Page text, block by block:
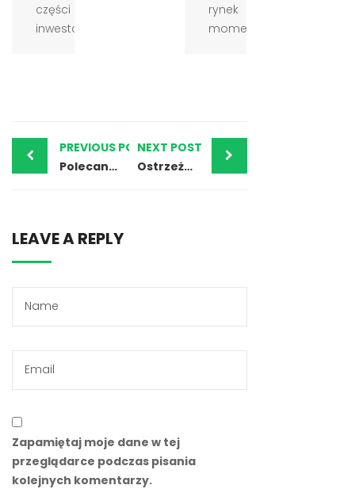
części
inwestor...
rynek
momentam...
PREVIOUS POST
Polecany broker Forex – BDSwiss i nasza opinia
NEXT POST
Ostrzeżenia — MarketCFD i nasza opinia
LEAVE A REPLY
Zapamiętaj moje dane w tej
przeglądarce podczas pisania
kolejnych komentarzy.